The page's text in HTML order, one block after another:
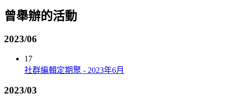
曾舉辦的活動
2023/06
17
社群編輯定期聚 - 2023年6月
2023/03